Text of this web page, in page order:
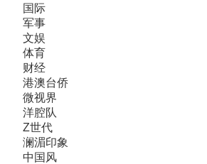
国际
军事
文娱
体育
财经
港澳台侨
微视界
洋腔队
Z世代
澜湄印象
中国风